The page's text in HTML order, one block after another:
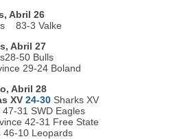
Abril 26
83-3 Valke
Abril 27
50 Bulls
29-24 Boland
Abril 28
XV 24-30 Sharks XV
47-31 SWD Eagles
42-31 Free State
46-10 Leopards